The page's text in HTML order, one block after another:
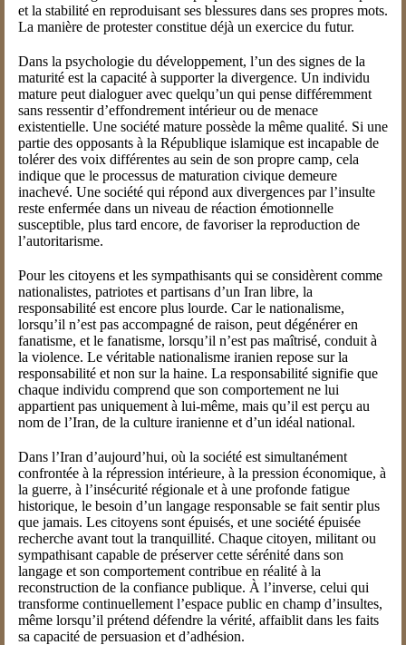
et la stabilité en reproduisant ses blessures dans ses propres mots.
La manière de protester constitue déjà un exercice du futur.
Dans la psychologie du développement, l’un des signes de la
maturité est la capacité à supporter la divergence. Un individu
mature peut dialoguer avec quelqu’un qui pense différemment
sans ressentir d’effondrement intérieur ou de menace
existentielle. Une société mature possède la même qualité. Si une
partie des opposants à la République islamique est incapable de
tolérer des voix différentes au sein de son propre camp, cela
indique que le processus de maturation civique demeure
inachevé. Une société qui répond aux divergences par l’insulte
reste enfermée dans un niveau de réaction émotionnelle
susceptible, plus tard encore, de favoriser la reproduction de
l’autoritarisme.
Pour les citoyens et les sympathisants qui se considèrent comme
nationalistes, patriotes et partisans d’un Iran libre, la
responsabilité est encore plus lourde. Car le nationalisme,
lorsqu’il n’est pas accompagné de raison, peut dégénérer en
fanatisme, et le fanatisme, lorsqu’il n’est pas maîtrisé, conduit à
la violence. Le véritable nationalisme iranien repose sur la
responsabilité et non sur la haine. La responsabilité signifie que
chaque individu comprend que son comportement ne lui
appartient pas uniquement à lui-même, mais qu’il est perçu au
nom de l’Iran, de la culture iranienne et d’un idéal national.
Dans l’Iran d’aujourd’hui, où la société est simultanément
confrontée à la répression intérieure, à la pression économique, à
la guerre, à l’insécurité régionale et à une profonde fatigue
historique, le besoin d’un langage responsable se fait sentir plus
que jamais. Les citoyens sont épuisés, et une société épuisée
recherche avant tout la tranquillité. Chaque citoyen, militant ou
sympathisant capable de préserver cette sérénité dans son
langage et son comportement contribue en réalité à la
reconstruction de la confiance publique. À l’inverse, celui qui
transforme continuellement l’espace public en champ d’insultes,
même lorsqu’il prétend défendre la vérité, affaiblit dans les faits
sa capacité de persuasion et d’adhésion.